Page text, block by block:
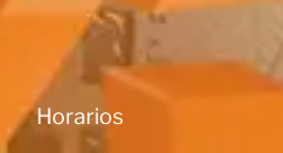
Horarios